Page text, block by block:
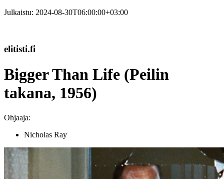
Julkaistu: 2024-08-30T06:00:00+03:00
elitisti.fi
Bigger Than Life (Peilin
takana, 1956)
Ohjaaja:
Nicholas Ray